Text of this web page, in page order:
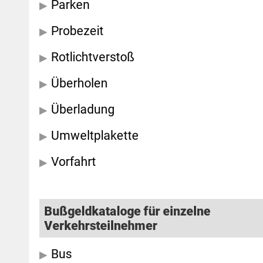
Parken
Probezeit
Rotlichtverstoß
Überholen
Überladung
Umweltplakette
Vorfahrt
Bußgeldkataloge für einzelne
Verkehrsteilnehmer
Bus